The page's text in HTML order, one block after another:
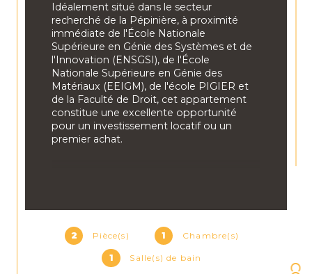
2 Pièce(s) 1 Chambre(s)
1 Salle(s) de bain
Idéalement situé dans le secteur
recherché de la Pépinière, à proximité
immédiate de l'École Nationale
Supérieure en Génie des Systèmes et de
l'Innovation (ENSGSI), de l'École
Nationale Supérieure en Génie des
Matériaux (EEIGM), de l'école PIGIER et
de la Faculté de Droit, cet appartement
constitue une excellente opportunité
pour un investissement locatif ou un
premier achat.
surélevé, bénéficiant d'une agréable vue
sur le jardin collectif.
Le logement est composé d'une pièce